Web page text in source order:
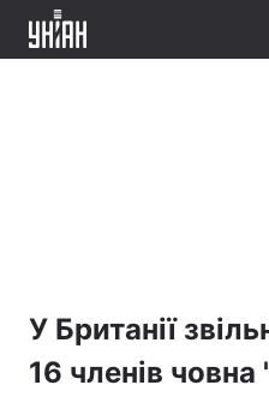
У Британії
16 членів